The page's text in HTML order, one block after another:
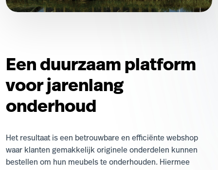
Een duurzaam platform
voor jarenlang
onderhoud
Het resultaat is een betrouwbare en efficiënte webshop
waar klanten gemakkelijk originele onderdelen kunnen
bestellen om hun meubels te onderhouden. Hiermee